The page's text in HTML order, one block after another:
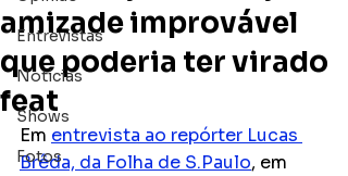
Entrevistas
Notícias
Shows
Fotos
amizade improvável
que poderia ter virado
feat
Em entrevista ao repórter Lucas
Brêda, da Folha de S.Paulo, em